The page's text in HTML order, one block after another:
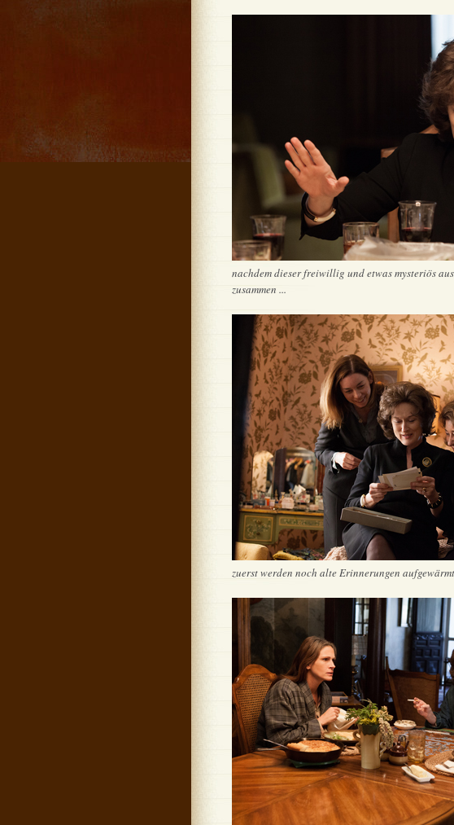
nachdem dieser freiwillig und etwas mysteriös
zusammen ...
zuerst werden noch alte Erinnerungen